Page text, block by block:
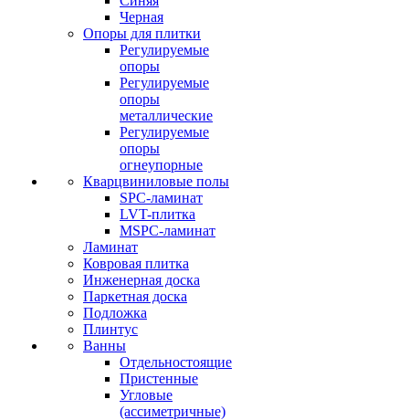
Черная
Опоры для плитки
Регулируемые
опоры
Регулируемые
опоры
металлические
Регулируемые
опоры
огнеупорные
Кварцвиниловые полы
SPC-ламинат
LVT-плитка
MSPC-ламинат
Ламинат
Ковровая плитка
Инженерная доска
Паркетная доска
Подложка
Плинтус
Ванны
Отдельностоящие
Пристенные
Угловые
(ассиметричные)